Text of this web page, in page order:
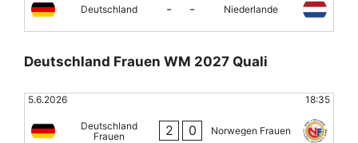
Deutschland - - Niederlande
Deutschland Frauen WM 2027 Quali
5.6.2026 18:35
Deutschland
Frauen
2 0 Norwegen Frauen